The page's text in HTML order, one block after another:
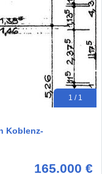
1 / 1
Koblenz-
165.000 €